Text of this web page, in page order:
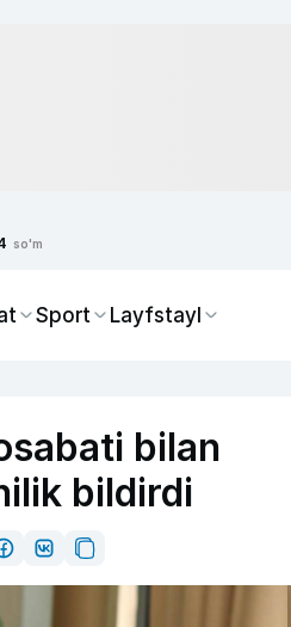
so'm
Sport Layfstayl
bilan
bildirdi